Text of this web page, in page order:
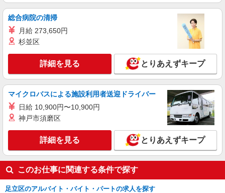
総合病院の清掃
月給 273,650円
杉並区
詳細を見る とりあえずキープ
マイクロバスによる施設利用者送迎ドライバー
日給 10,900円〜10,900円
神戸市須磨区
詳細を見る とりあえずキープ
このお仕事に関連する条件で探す
足立区のアルバイト・バイト・パートの求人を探す